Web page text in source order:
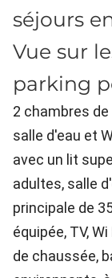
séjours
Vue sur
parking
2 chambres de
salle d'eau et
avec un lit
adultes, salle
principale de
équipée, TV,
de chaussée,